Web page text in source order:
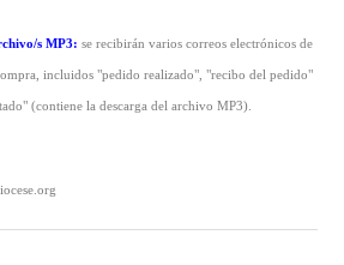
s MP3: se recibirán varios correos electrónicos de
incluidos "pedido realizado", "recibo del pedido"
(contiene la descarga del archivo MP3).